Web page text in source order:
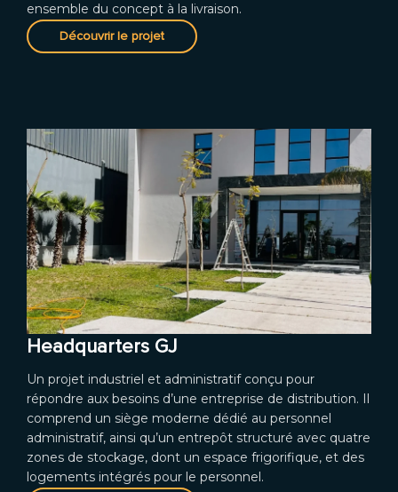
ensemble du concept à la livraison.
Découvrir le projet
Headquarters GJ
Un projet industriel et administratif conçu pour
répondre aux besoins d’une entreprise de distribution. Il
comprend un siège moderne dédié au personnel
administratif, ainsi qu’un entrepôt structuré avec quatre
zones de stockage, dont un espace frigorifique, et des
logements intégrés pour le personnel.